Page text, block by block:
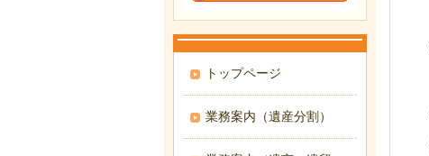
トップページ
業務案内（遺産分割）